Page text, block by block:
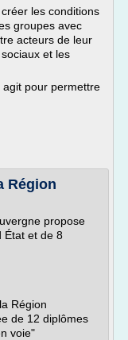
les conditions
groupes avec
acteurs de leur
et les
agit pour permettre
Région
propose
État et de 8
Région
de 12 diplômes
voie"